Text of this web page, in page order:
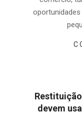
devem